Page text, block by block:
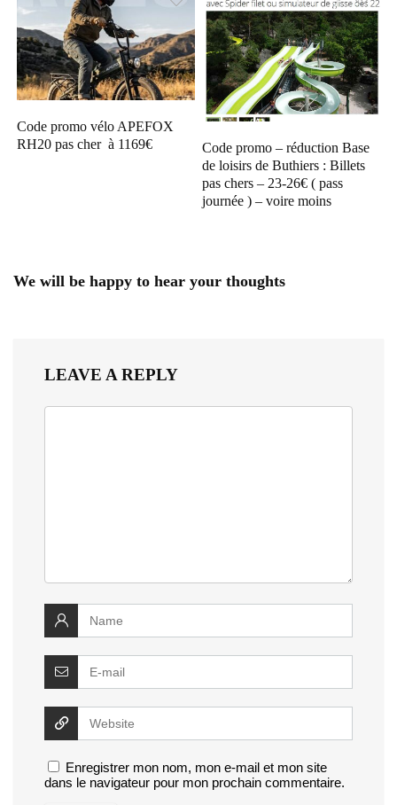
Code promo vélo APEFOX
RH20 pas cher à 1169€
Code promo – réduction Base
de loisirs de Buthiers : Billets
pas chers – 23-26€ ( pass
journée ) – voire moins
We will be happy to hear your thoughts
LEAVE A REPLY
Enregistrer mon nom, mon e-mail et mon site
dans le navigateur pour mon prochain commentaire.